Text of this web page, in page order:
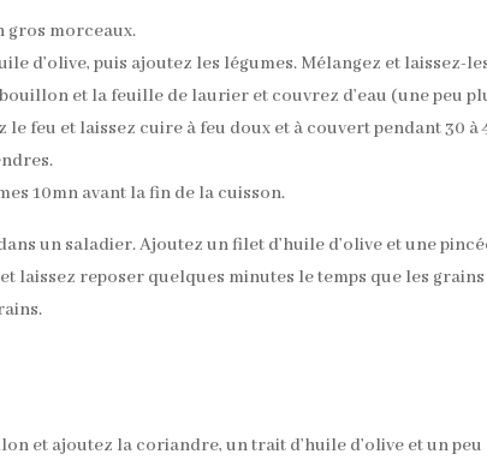
gros morceaux.
d’olive, puis ajoutez les légumes. Mélangez et laissez-
et la feuille de laurier et couvrez d’eau (une peu
feu et laissez cuire à feu doux et à couvert pendant 30 à
10mn avant la fin de la cuisson.
un saladier. Ajoutez un filet d’huile d’olive et une
laissez reposer quelques minutes le temps que les grains
et ajoutez la coriandre, un trait d’huile d’olive et un peu